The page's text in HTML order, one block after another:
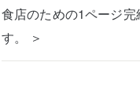
食店のための1ページ
す。 ＞